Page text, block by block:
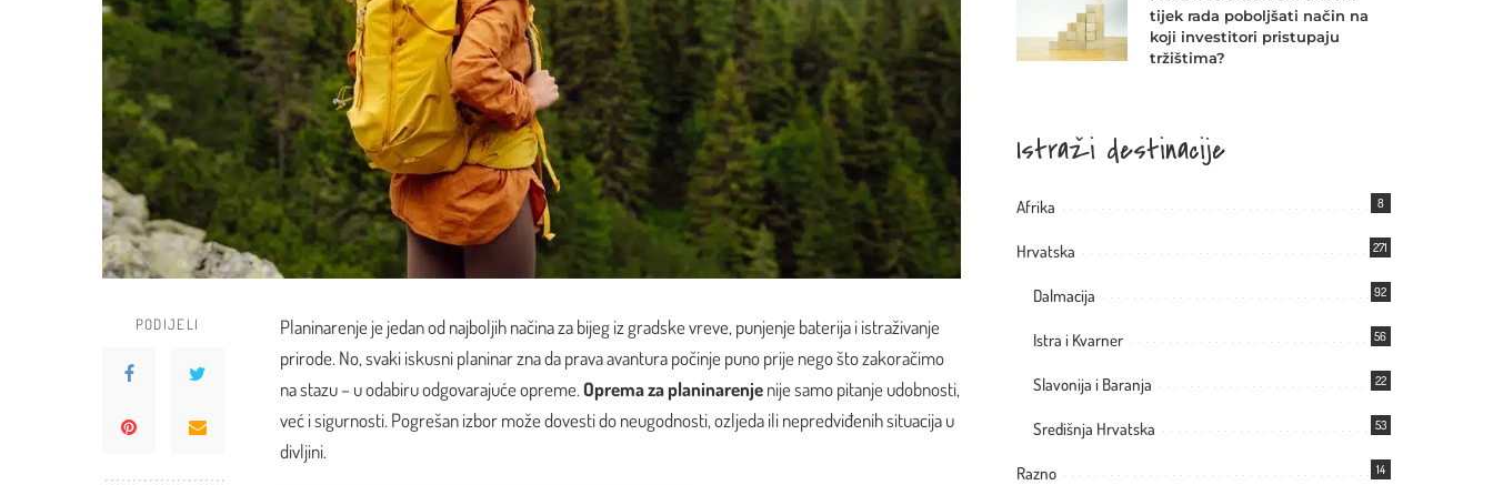
PODIJELI
Planinarenje je jedan od najboljih načina za bijeg iz gradske vreve, punjenje baterija i istraživanje
prirode. No, svaki iskusni planinar zna da prava avantura počinje puno prije nego što zakoračimo
na stazu – u odabiru odgovarajuće opreme.Oprema za planinarenjenije samo pitanje udobnosti,
već i sigurnosti. Pogrešan izbor može dovesti do neugodnosti, ozljeda ili nepredviđenih situacija u
divljini.
tijek rada poboljšati način na
koji investitori pristupaju
tržištima?
Istraži destinacije
Afrika 8
Hrvatska 271
Dalmacija 92
Istra i Kvarner 56
Slavonija i Baranja 22
Središnja Hrvatska 53
Razno 14